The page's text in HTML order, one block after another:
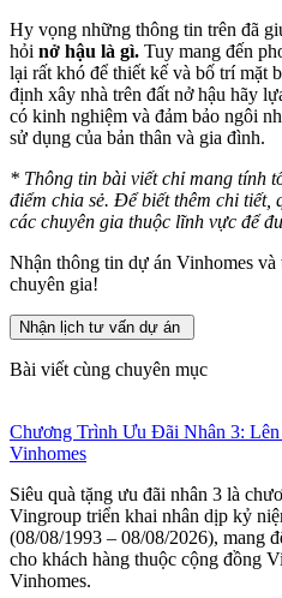
Hy vọng những thông tin trên đã
hỏi nở hậu là gì. Tuy mang đến
lại rất khó để thiết kế và bố trí mặt
định xây nhà trên đất nở hậu hãy
có kinh nghiệm và đảm bảo ngôi
sử dụng của bản thân và gia đình.
* Thông tin bài viết chỉ mang tính
điểm chia sẻ. Để biết thêm chi tiết,
các chuyên gia thuộc lĩnh vực để
Nhận thông tin dự án Vinhomes
chuyên gia!
Nhận lịch tư vấn dự án
Bài viết cùng chuyên mục
Chương Trình Ưu Đãi Nhân 3:
Vinhomes
Siêu quà tặng ưu đãi nhân 3 là
Vingroup triển khai nhân dịp kỷ
(08/08/1993 – 08/08/2026), mang
cho khách hàng thuộc cộng đồng
Vinhomes.